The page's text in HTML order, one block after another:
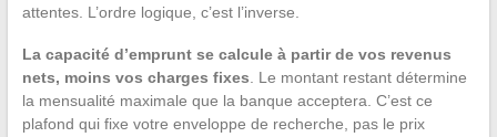
attentes. L’ordre logique, c’est l’inverse.
La capacité d’emprunt se calcule à partir de vos revenus
nets, moins vos charges fixes . Le montant restant détermine
la mensualité maximale que la banque acceptera. C’est ce
plafond qui fixe votre enveloppe de recherche, pas le prix